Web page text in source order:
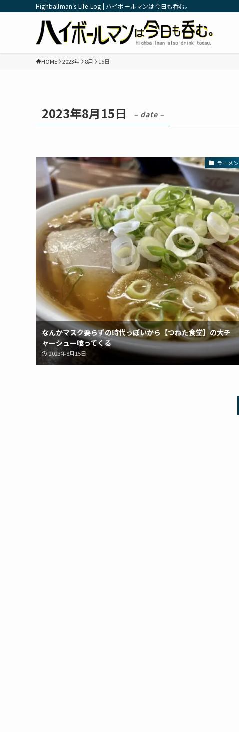
Highballman's Life-Log | ハイボールマンは今日も呑む。
HOME 2023年 8月 15日
2023年8月15日 – date –
ラーメン
なんかマスク要らずの時代っぽいから【つねた食堂】の大チ
ャーシュー喰ってくる
2023年8月15日